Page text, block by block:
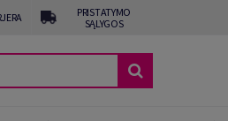
PRISTATYMO
SĄLYGOS